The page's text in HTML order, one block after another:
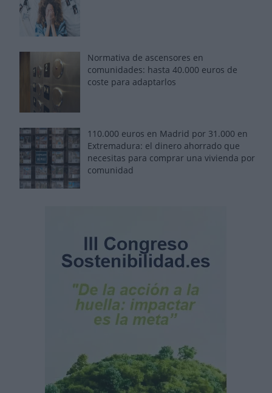
Normativa de ascensores en
comunidades: hasta 40.000 euros de
coste para adaptarlos
110.000 euros en Madrid por 31.000 en
Extremadura: el dinero ahorrado que
necesitas para comprar una vivienda por
comunidad